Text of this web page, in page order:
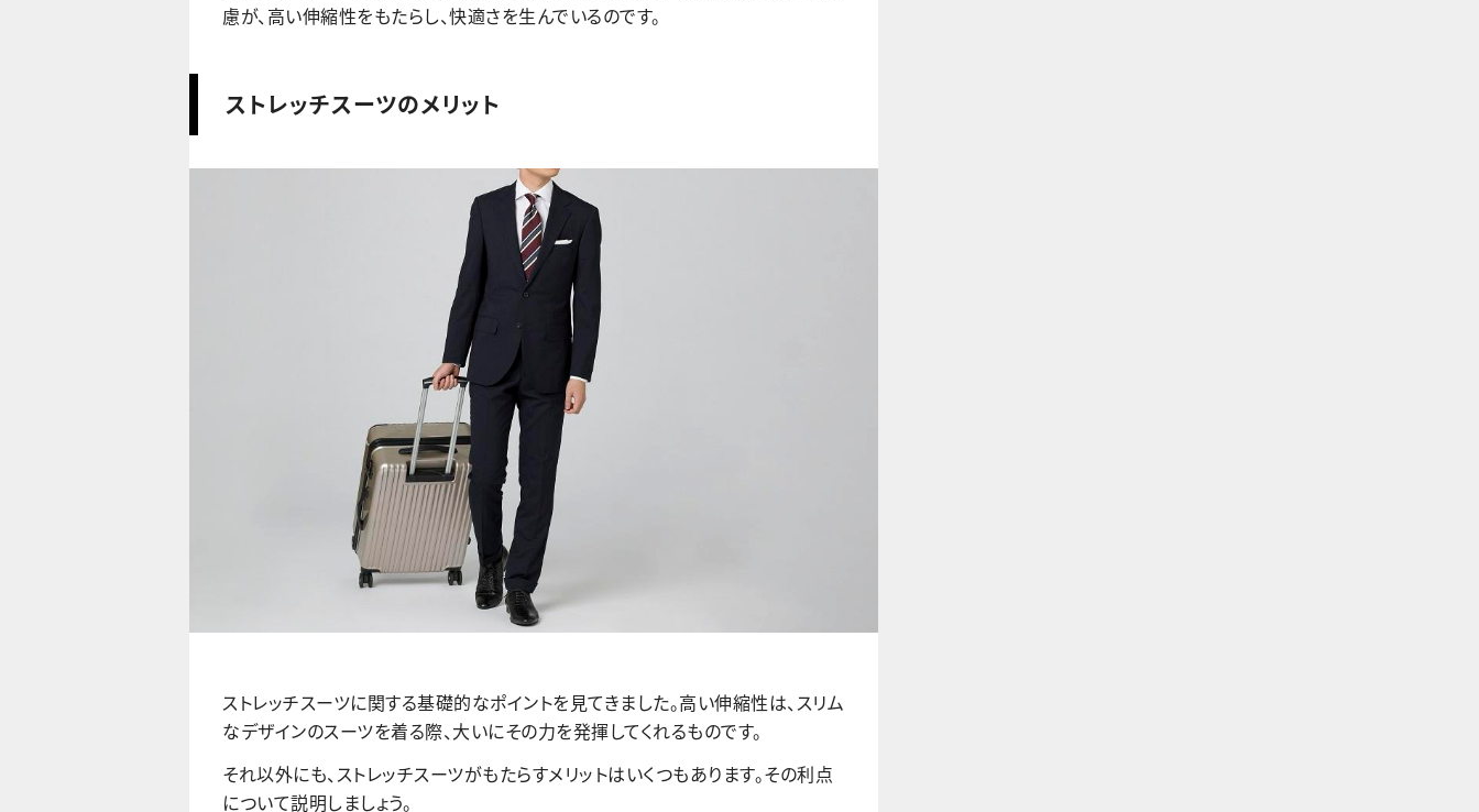
慮が、高い伸縮性をもたらし、快適さを生んでいるのです。
ストレッチスーツのメリット
ストレッチスーツに関する基礎的なポイントを見てきました。高い伸縮性は、スリム
なデザインのスーツを着る際、大いにその力を発揮してくれるものです。
それ以外にも、ストレッチスーツがもたらすメリットはいくつもあります。その利点
について説明しましょう。